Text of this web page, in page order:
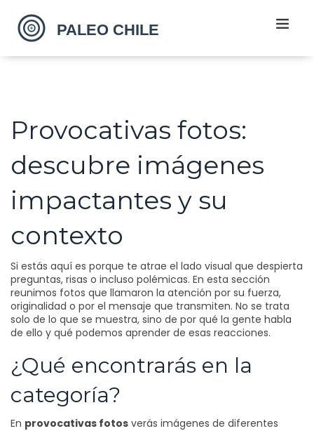
Provocativas fotos:
descubre imágenes
impactantes y su
contexto
Si estás aquí es porque te atrae el lado visual que despierta
preguntas, risas o incluso polémicas. En esta sección
reunimos fotos que llamaron la atención por su fuerza,
originalidad o por el mensaje que transmiten. No se trata
solo de lo que se muestra, sino de por qué la gente habla
de ello y qué podemos aprender de esas reacciones.
¿Qué encontrarás en la
categoría?
En provocativas fotos verás imágenes de diferentes